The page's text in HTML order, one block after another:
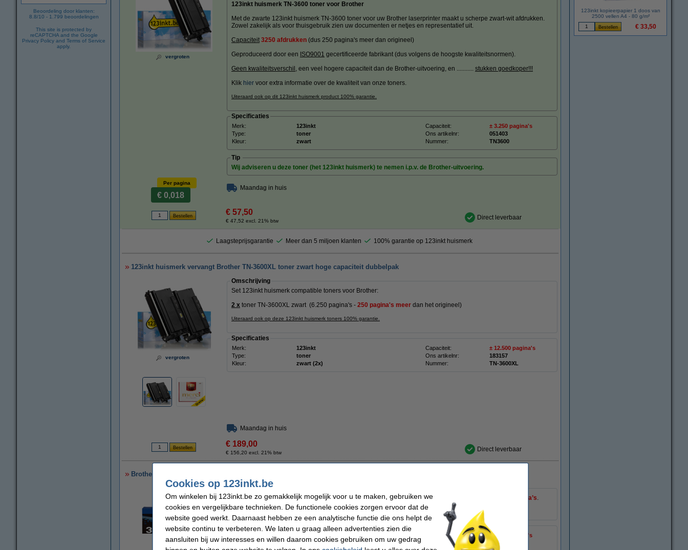
Beoordeling door klanten:
8.8/10 - 1.799 beoordelingen
This site is protected by
reCAPTCHA and the Google
Privacy Policy and Terms of Service
apply.
vergroten
123inkt huismerk TN-3600 toner voor Brother
Met de zwarte 123inkt huismerk TN-3600 toner voor uw Brother laserprinter maakt u scherpe zwart-wit afdrukken.
Zowel zakelijk als voor thuisgebruik zien uw documenten er netjes en representatief uit.
Capaciteit 3250 afdrukken (dus 250 pagina's meer dan origineel)
Geproduceerd door een ISO9001 gecertificeerde fabrikant (dus volgens de hoogste kwaliteitsnormen).
Geen kwaliteitsverschil , een veel hogere capaciteit dan de Brother-uitvoering, en ........... stukken goedkoper!!!
Klik hier voor extra informatie over de kwaliteit van onze toners.
Uiteraard ook op dit 123inkt huismerk product 100% garantie.
Specificaties
Merk: 123inkt Capaciteit:
± 3.250 pagina's
Type:
toner Ons artikelnr:
051403
Kleur:
zwart Nummer: TN3600
Tip
Wij adviseren u deze toner (het 123inkt huismerk) te nemen i.p.v. de Brother-uitvoering.
Per pagina
€ 0,018
Maandag in huis
€ 57,50
€ 47,52 excl. 21% btw Direct leverbaar
Laagsteprijsgarantie Meer dan 5 miljoen klanten 100% garantie op 123inkt huismerk
123inkt huismerk vervangt Brother TN-3600XL toner zwart hoge capaciteit dubbelpak
vergroten
Omschrijving
Set 123inkt huismerk compatible toners voor Brother:
2 x toner TN-3600XL zwart (6.250 pagina's - 250 pagina's meer dan het origineel)
Uiteraard ook op deze 123inkt huismerk toners 100% garantie.
Specificaties
Merk: 123inkt Capaciteit:
± 12.500 pagina's
Type:
toner Ons artikelnr:
183157
Kleur:
zwart (2x) Nummer: TN-3600XL
Maandag in huis
€ 189,00
€ 156,20 excl. 21% btw Direct leverbaar
Brother TN-3600XL toner zwart hoge capaciteit (origineel)
Omschrijving
De originele Brother TN-3600XL toner zwart hoge capaciteit heeft een capaciteit van ongeveer
6.000 pagina’s.
Deze toner staat ook bekend onder Brother nummer TN-3650XL.
Specificaties
Capaciteit:
± 6.000 pagina's
Type:
toner Ons artikelnr:
051404
123inkt kopieerpapier 1 doos van
2500 vellen A4 - 80 g/m²
€ 33,50
Cookies op 123inkt.be
Om winkelen bij 123inkt.be zo gemakkelijk mogelijk voor u te maken, gebruiken we
cookies en vergelijkbare technieken. De functionele cookies zorgen ervoor dat de
website goed werkt. Daarnaast hebben ze een analytische functie die ons helpt de
website continu te verbeteren. We laten u graag alleen advertenties zien die
aansluiten bij uw interesses en willen daarom cookies gebruiken om uw gedrag